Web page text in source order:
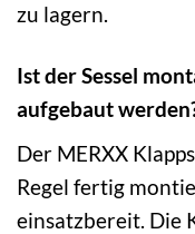
zu lagern.
Ist der Sessel
aufgebaut
Der MERXX
Regel fertig
einsatzbereit. Die